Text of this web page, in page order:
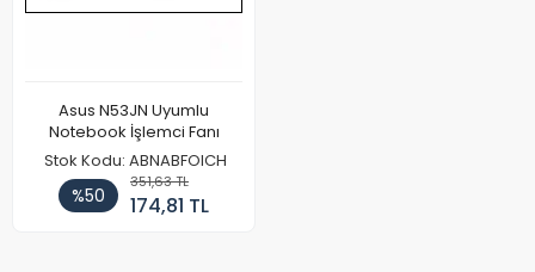
Asus N53JN Uyumlu
Notebook İşlemci Fanı
Stok Kodu: ABNABFOICH
%50
351,63 TL
174,81 TL